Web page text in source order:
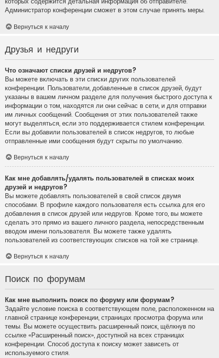
Администратор конференции сможет в этом случае принять меры.
Вернуться к началу
Друзья и недруги
Что означают списки друзей и недругов?
Вы можете включать в эти списки других пользователей
конференции. Пользователи, добавленные в список друзей, будут
указаны в вашем личном разделе для получения быстрого доступа к
информации о том, находятся ли они сейчас в сети, и для отправки
им личных сообщений. Сообщения от этих пользователей также
могут выделяться, если это поддерживается стилем конференции.
Если вы добавили пользователей в список недругов, то любые
отправленные ими сообщения будут скрыты по умолчанию.
Вернуться к началу
Как мне добавлять/удалять пользователей в списках моих
друзей и недругов?
Вы можете добавлять пользователей в свой список двумя
способами. В профиле каждого пользователя есть ссылка для его
добавления в список друзей или недругов. Кроме того, вы можете
сделать это прямо из вашего личного раздела, непосредственным
вводом имени пользователя. Вы можете также удалять
пользователей из соответствующих списков на той же странице.
Вернуться к началу
Поиск по форумам
Как мне выполнить поиск по форуму или форумам?
Задайте условие поиска в соответствующем поле, расположенном на
главной странице конференции, страницах просмотра форума или
темы. Вы можете осуществить расширенный поиск, щёлкнув по
ссылке «Расширенный поиск», доступной на всех страницах
конференции. Способ доступа к поиску может зависеть от
используемого стиля.